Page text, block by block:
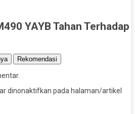
YAYB Tahan Terhadap
Rekomendasi
dinonaktifkan pada halaman/artikel